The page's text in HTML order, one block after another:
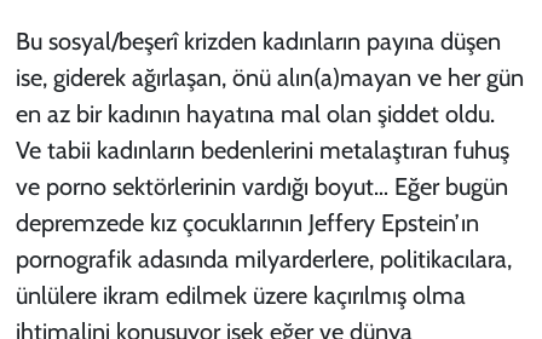
Bu sosyal/beşerî krizden kadınların payına düşen
ise, giderek ağırlaşan, önü alın(a)mayan ve her gün
en az bir kadının hayatına mal olan şiddet oldu.
Ve tabii kadınların bedenlerini metalaştıran fuhuş
ve porno sektörlerinin vardığı boyut… Eğer bugün
depremzede kız çocuklarının Jeffery Epstein’ın
pornografik adasında milyarderlere, politikacılara,
ünlülere ikram edilmek üzere kaçırılmış olma
ihtimalini konuşuyor isek eğer ve dünya